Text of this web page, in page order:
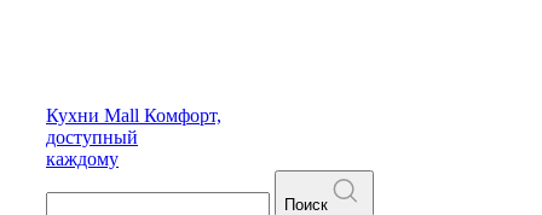
Кухни Mall Комфорт,
доступный
каждому
Поиск